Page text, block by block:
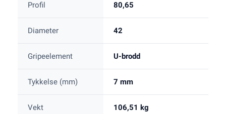
Profil 80,65
Diameter 42
Gripeelement U-brodd
Tykkelse (mm) 7 mm
Vekt 106,51 kg